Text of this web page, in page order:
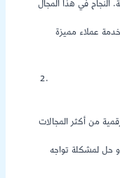
النجاح في هذا المجال
من أكثر المجالات
حل لمشكلة تواجه